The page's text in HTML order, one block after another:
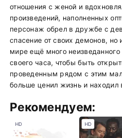
отношения с женой и
произведений, наполненных
персонаж обрел в дружбе с
спасение от своих демонов, но
мире ещё много
своего часа, чтобы быть
проведенным рядом с этим
больше ценил жизнь и находил
Рекомендуем:
HD HD